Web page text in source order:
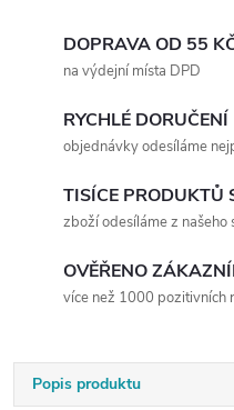
DOPRAVA OD 55
na výdejní místa DPD
RYCHLÉ DORUČENÍ
objednávky odesíláme
TISÍCE PRODUKTŮ
zboží odesíláme z našeho
OVĚŘENO
více než 1000 pozitivních
Popis produktu